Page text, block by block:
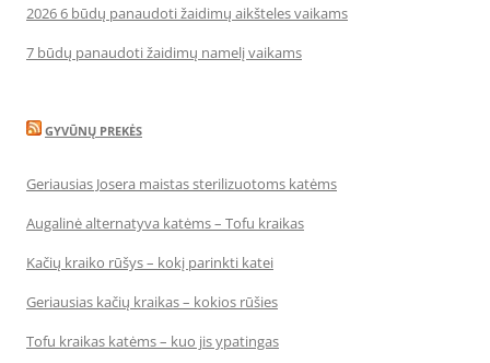
2026 6 būdų panaudoti žaidimų aikšteles vaikams
7 būdų panaudoti žaidimų namelį vaikams
GYVŪNŲ PREKĖS
Geriausias Josera maistas sterilizuotoms katėms
Augalinė alternatyva katėms – Tofu kraikas
Kačių kraiko rūšys – kokį parinkti katei
Geriausias kačių kraikas – kokios rūšies
Tofu kraikas katėms – kuo jis ypatingas